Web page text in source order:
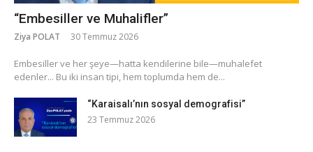
“Embesiller ve Muhalifler”
Ziya POLAT 30 Temmuz 2026
​Embesiller ve her şeye—hatta kendilerine bile—muhalefet
edenler... Bu iki insan tipi, hem toplumda hem de...
“Karaisalı’nın sosyal demografisi”
23 Temmuz 2026